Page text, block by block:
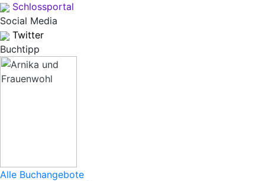
Schlossportal
Social Media
Twitter
Buchtipp
Alle Buchangebote